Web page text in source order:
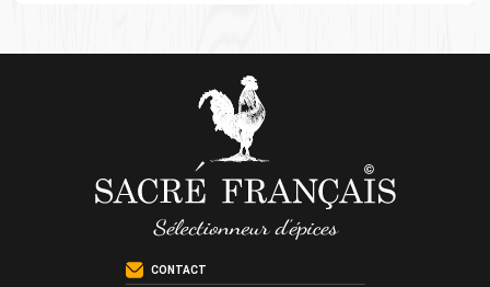
CONTACT